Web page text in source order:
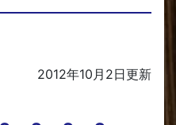
2012年10月2日更新